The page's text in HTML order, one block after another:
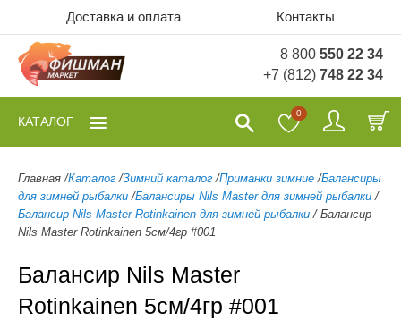
Доставка и оплата Контакты
8 800 550 22 34
+7 (812) 748 22 34
0
КАТАЛОГ
Главная /Каталог /Зимний каталог /Приманки зимние /Балансиры
для зимней рыбалки /Балансиры Nils Master для зимней рыбалки /
Балансир Nils Master Rotinkainen для зимней рыбалки / Балансир
Nils Master Rotinkainen 5см/4гр #001
Балансир Nils Master
Rotinkainen 5см/4гр #001